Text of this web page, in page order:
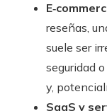
reseñas,
suele ser
seguridad
y,
SaaS y